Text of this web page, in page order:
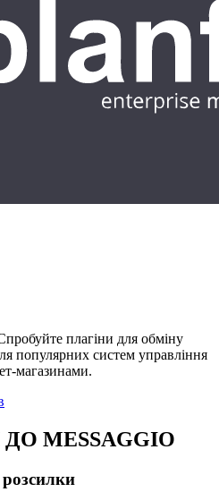
плагіни для обміну
популярних систем управління
магазинами.
MESSAGGIO